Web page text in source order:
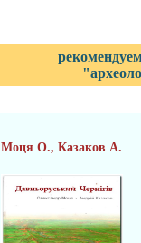
Моця О., Казаков А.